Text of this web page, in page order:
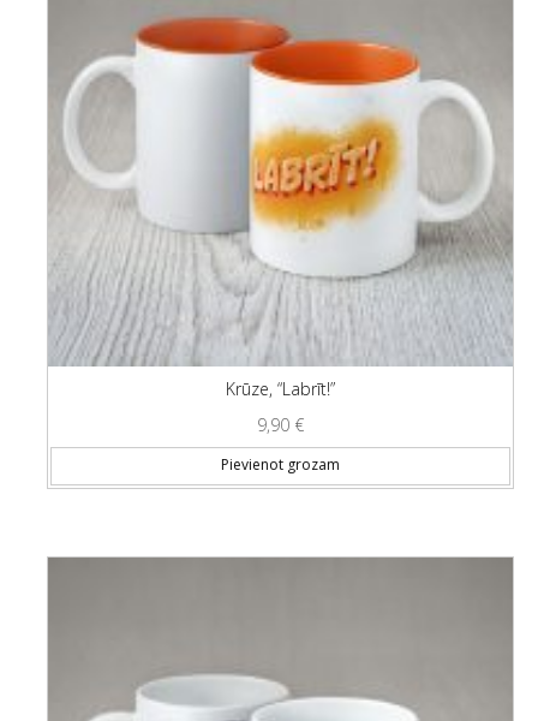
Krūze, “Labrīt!”
9,90 €
Pievienot grozam